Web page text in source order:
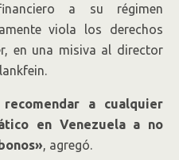
a su régimen
viola los derechos
en una misiva al director
a cualquier
en Venezuela a no
, agregó.